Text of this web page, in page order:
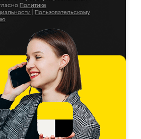
Политике
Пользовательскому